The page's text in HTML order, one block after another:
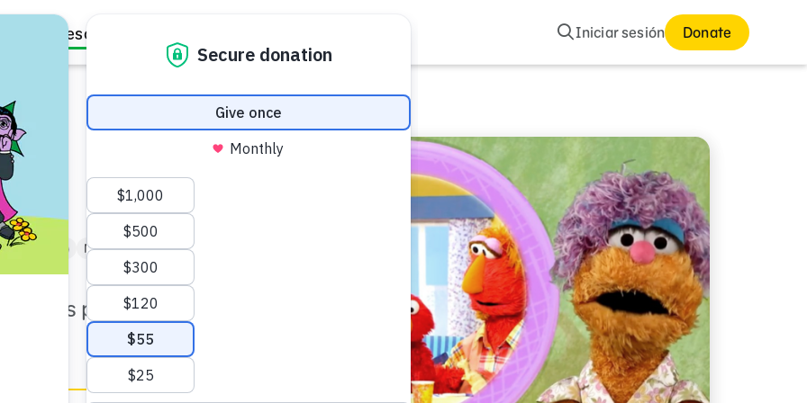
Family Resources Buscar
Iniciar sesión Donate
1 a 3 años)
Niño de Kindergarten (de 5 a 6)
para mantener el